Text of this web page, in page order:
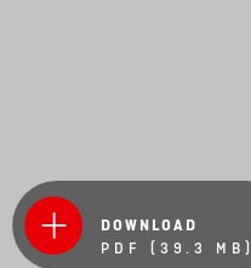
DOWNLOAD
PDF (39.3 MB)